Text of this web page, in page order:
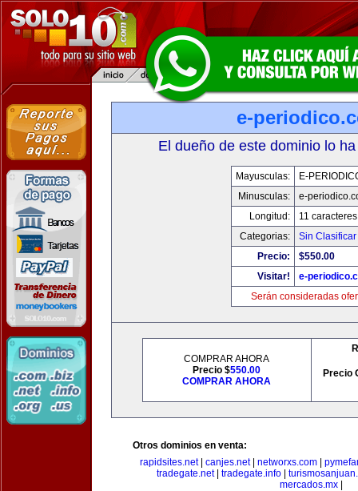
e-
El dueño de este dominio lo
Mayusculas:
E-
Minusculas:
e-
Longitud:
11 caracteres
Categorias:
Sin Clasificar
Precio:
$550.00
Visitar!
e-
Serán consideradas
COMPRAR AHORA
Precio $550.00
COMPRAR AHORA
Precio
Otros dominios en venta:
rapidsites.net| canjes.net| networxs.com|
tradegate.net| tradegate.info
mercados.mx|